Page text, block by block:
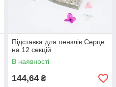
Підставка для пензлів Серце
на 12 секцій
В наявності
144,64 ₴